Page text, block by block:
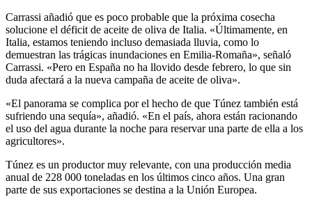
Carrassi añadió que es poco probable que la próxima cosecha
solucione el déficit de aceite de oliva de Italia. «Últimamente, en
Italia, estamos teniendo incluso demasiada lluvia, como lo
demuestran las trágicas inundaciones en Emilia-Romaña», señaló
Carrassi. «Pero en España no ha llovido desde febrero, lo que sin
duda afectará a la nueva campaña de aceite de oliva».
«El panorama se complica por el hecho de que Túnez también está
sufriendo una sequía», añadió. «En el país, ahora están racionando
el uso del agua durante la noche para reservar una parte de ella a los
agricultores».
Túnez es un productor muy relevante, con una producción media
anual de 228 000 toneladas en los últimos cinco años. Una gran
parte de sus exportaciones se destina a la Unión Europea.